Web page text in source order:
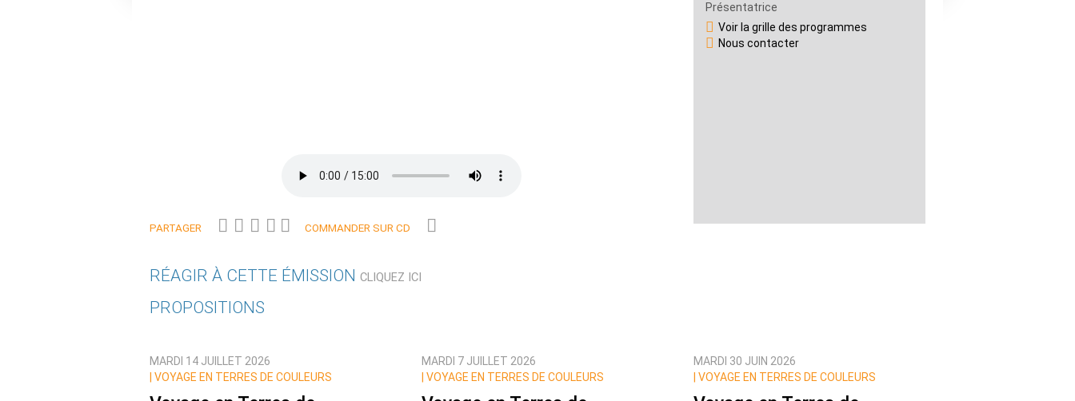
PARTAGER COMMANDER SUR CD
Présentatrice
Voir la grille des programmes
Nous contacter
RÉAGIR À CETTE ÉMISSION CLIQUEZ ICI
Nom
PROPOSITIONS
MARDI 14 JUILLET 2026
VOYAGE EN TERRES DE COULEURS
MARDI 7 JUILLET 2026
VOYAGE EN TERRES DE COULEURS
MARDI 30 JUIN 2026
VOYAGE EN TERRES DE COULEURS